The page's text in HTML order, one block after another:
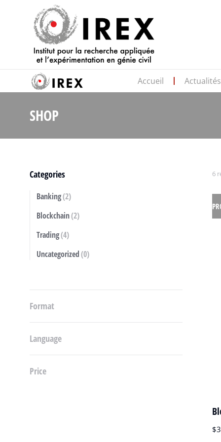
Accueil Actualités
SHOP
Categories
Banking(2)
Blockchain(2)
Trading(4)
Uncategorized(0)
Format
Language
Price
6
$